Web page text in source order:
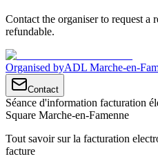
Contact the organiser to request a
refundable.
Organised byADL Marche-en-
Contact
Séance d'information facturation
Square Marche-en-Famenne
Tout savoir sur la facturation
facture